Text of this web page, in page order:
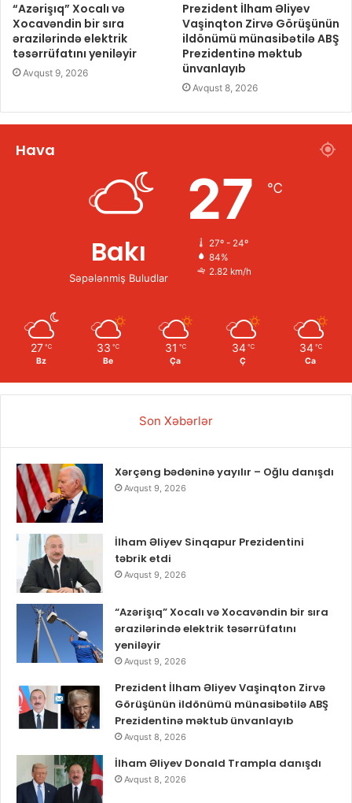
“Azərişıq” Xocalı və
Xocavəndin bir sıra
ərazilərində elektrik
təsərrüfatını yeniləyir
Avqust 9, 2026
Prezident İlham Əliyev
Vaşinqton Zirvə Görüşünün
ildönümü münasibətilə ABŞ
Prezidentinə məktub
ünvanlayıb
Avqust 8, 2026
Hava
Bakı
Səpələnmiş Buludlar
27 ℃
27º - 24º
84%
2.82 km/h
27 ℃
Bz
33 ℃
Be
31 ℃
Ça
34 ℃
Ç
34 ℃
Ca
Son Xəbərlər
Xərçəng bədəninə yayılır – Oğlu danışdı
Avqust 9, 2026
İlham Əliyev Sinqapur Prezidentini
təbrik etdi
Avqust 9, 2026
“Azərişıq” Xocalı və Xocavəndin bir sıra
ərazilərində elektrik təsərrüfatını
yeniləyir
Avqust 9, 2026
Prezident İlham Əliyev Vaşinqton Zirvə
Görüşünün ildönümü münasibətilə ABŞ
Prezidentinə məktub ünvanlayıb
Avqust 8, 2026
İlham Əliyev Donald Trampla danışdı
Avqust 8, 2026